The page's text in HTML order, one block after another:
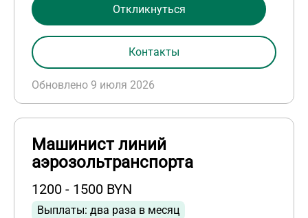
Обновлено 9 июля 2026
Откликнуться
Контакты
Машинист линий
аэрозольтранспорта
1200 - 1500 BYN
Выплаты: два раза в месяц